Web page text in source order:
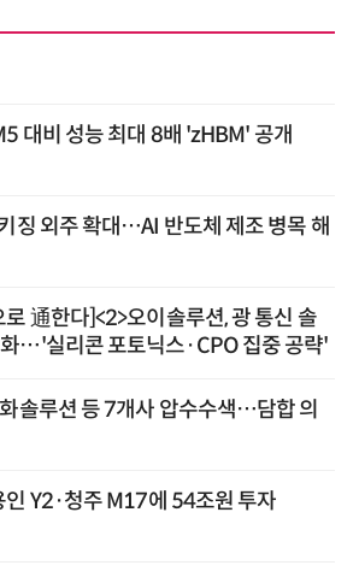
대비 성능 최대 8배 'zHBM' 공개
징 외주 확대…AI 반도체 제조 병목 해
로 通한다]<2>오이솔루션, 광 통신 솔
…'실리콘 포토닉스·CPO 집중 공략'
솔루션 등 7개사 압수수색…담합 의
인 Y2·청주 M17에 54조원 투자